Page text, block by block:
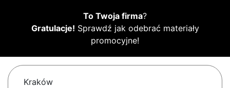
To Twoja firma?
Gratulacje! Sprawdź jak odebrać materiały
promocyjne!
Kraków